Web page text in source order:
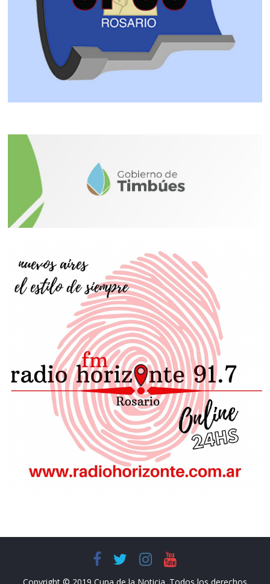
Copyright © 2019 Cuna de la Noticia. Todos los derechos